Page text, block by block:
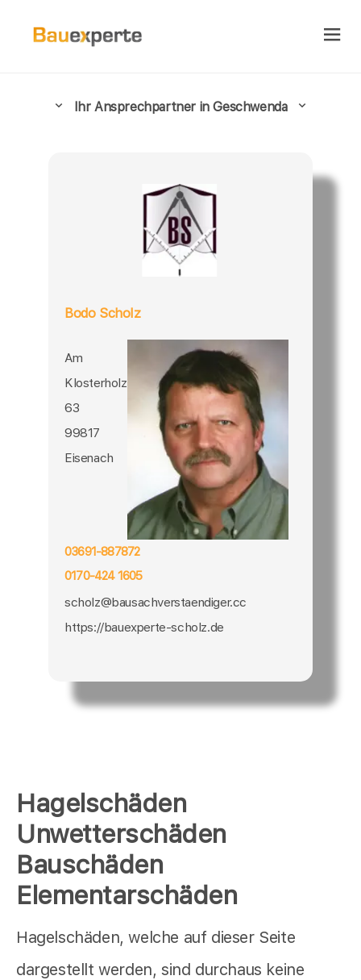
Hagelschäden
Unwetterschäden
Bauschäden
Elementarschäden
Hagelschäden, welche auf dieser Seite
dargestellt werden, sind durchaus keine
Ihr Ansprechpartner in Geschwenda
Bodo Scholz
Am
Klosterholz
63
99817
Eisenach
03691-887872
0170-424 1605
scholz@bausachverstaendiger.cc
https://bauexperte-scholz.de